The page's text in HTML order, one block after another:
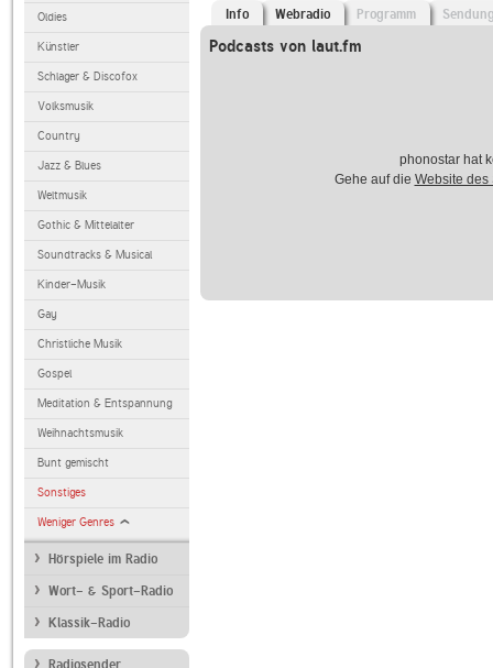
Oldies
Künstler
Schlager & Discofox
Volksmusik
Country
Jazz & Blues
Weltmusik
Gothic & Mittelalter
Soundtracks & Musical
Kinder-Musik
Gay
Christliche Musik
Gospel
Meditation & Entspannung
Weihnachtsmusik
Bunt gemischt
Sonstiges
Weniger Genres
Hörspiele im Radio
Wort- & Sport-Radio
Klassik-Radio
Radiosender
Info Webradio Programm
Podcasts von laut.fm
phonostar hat
Gehe auf die Website des